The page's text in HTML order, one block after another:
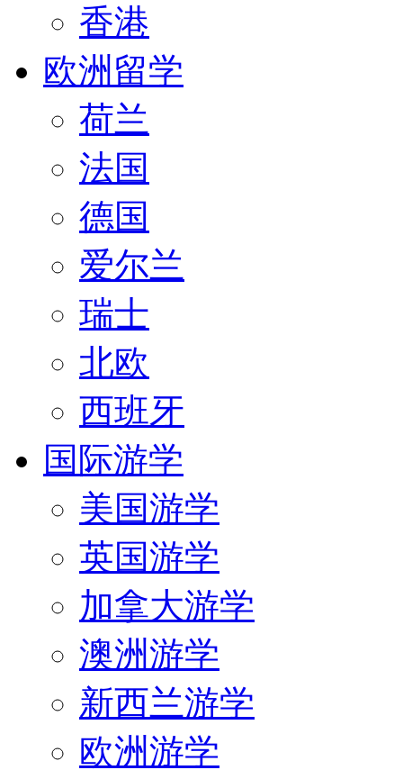
香港
欧洲留学
荷兰
法国
德国
爱尔兰
瑞士
北欧
西班牙
国际游学
美国游学
英国游学
加拿大游学
澳洲游学
新西兰游学
欧洲游学